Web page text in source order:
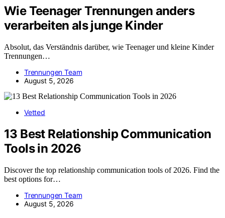
Wie Teenager Trennungen anders
verarbeiten als junge Kinder
Absolut, das Verständnis darüber, wie Teenager und kleine Kinder
Trennungen…
Trennungen Team
August 5, 2026
Vetted
13 Best Relationship Communication
Tools in 2026
Discover the top relationship communication tools of 2026. Find the
best options for…
Trennungen Team
August 5, 2026